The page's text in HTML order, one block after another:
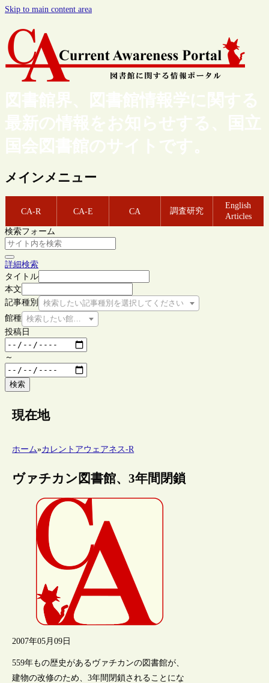
Skip to main content area
図書館界、図書館情報学に関する
最新の情報をお知らせする、国立
国会図書館のサイトです。
メインメニュー
CA-R CA-E CA 調査研究
English
Articles
検索フォーム
詳細検索
タイトル
本文
記事種別
検索したい記事種別を選択してください
館種 検索したい館種を選択してください
投稿日
～
検索
現在地
ホーム»カレントアウェアネス-R
ヴァチカン図書館、3年間閉鎖
2007年05月09日
559年もの歴史があるヴァチカンの図書館が、
建物の改修のため、3年間閉鎖されることにな